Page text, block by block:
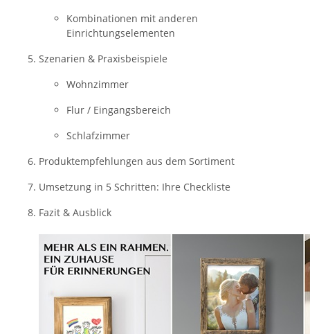
Kombinationen mit anderen
Einrichtungselementen
Szenarien & Praxisbeispiele
Wohnzimmer
Flur / Eingangsbereich
Schlafzimmer
Produktempfehlungen aus dem Sortiment
Umsetzung in 5 Schritten: Ihre Checkliste
Fazit & Ausblick